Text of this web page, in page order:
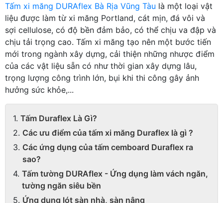
Tấm xi măng DURAflex Bà Rịa Vũng Tàu là một loại vật
liệu được làm từ xi măng Portland, cát mịn, đá vôi và
sợi cellulose, có độ bền đảm bảo, có thể chịu va đập và
chịu tải trọng cao. Tấm xi măng tạo nên một bước tiến
mới trong ngành xây dựng, cải thiện những nhược điểm
của các vật liệu sẵn có như thời gian xây dựng lâu,
trọng lượng công trình lớn, bụi khi thi công gây ảnh
hưởng sức khỏe,...
Tấm Duraflex Là Gì?
Các ưu điểm của tấm xi măng Duraflex là gì ?
Các ứng dụng của tấm cemboard Duraflex ra
sao?
Tấm tường DURAflex - Ứng dụng làm vách ngăn,
tường ngăn siêu bền
Ứng dụng lót sàn nhà, sàn nâng